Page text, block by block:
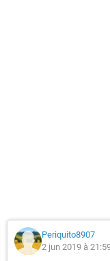
Periquito8907
2 jun 2019 à